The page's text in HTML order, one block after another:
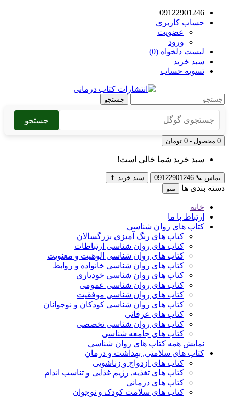
09122901246
حساب کاربری
عضویت
ورود
لیست دلخواه (0)
سبد خرید
تسویه حساب
جستجو
جستجو
0 محصول - 0 تومان
سبد خرید شما خالی است!
تماس 📞
09122901246 سبد خرید ⬆
دسته بندی ها منو
خانه
ارتباط با ما
کتاب های روان شناسی
کتاب های رنگ آمیزی بزرگسالان
کتاب های روان شناسی ارتباطات
کتاب های روان شناسی الوهیت و معنویت
کتاب های روان شناسی خانواده و روابط
کتاب های روان شناسی خودیاری
کتاب های روان شناسی عمومی
کتاب های روان شناسی موفقیت
کتاب های روان شناسی کودکان و نوجوانان
کتاب های عرفانی
کتاب های روان شناسی تخصصی
کتاب های جامعه شناسی
نمایش همه کتاب های روان شناسی
کتاب های سلامتی, بهداشت و درمان
کتاب های ازدواج و زناشویی
کتاب های تغذیه, رژیم غذایی و تناسب اندام
کتاب های درمانی
کتاب های سلامت کودک و نوجوان